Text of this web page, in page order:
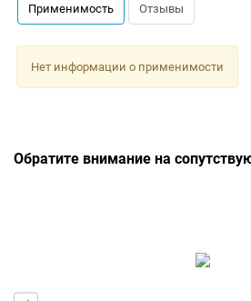
Применимость Отзывы
Нет информации о применимости
Обратите внимание на